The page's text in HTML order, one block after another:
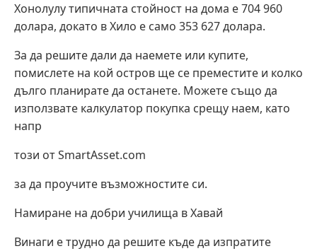
Хонолулу типичната стойност на дома е 704 960
долара, докато в Хило е само 353 627 долара.
За да решите дали да наемете или купите,
помислете на кой остров ще се преместите и колко
дълго планирате да останете. Можете също да
използвате калкулатор покупка срещу наем, като
напр
този от SmartAsset.com
за да проучите възможностите си.
Намиране на добри училища в Хавай
Винаги е трудно да решите къде да изпратите